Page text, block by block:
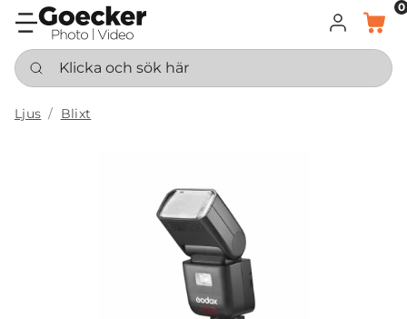
LOGGA IN
KORG
0
Klicka och sök här
Ljus Blixt